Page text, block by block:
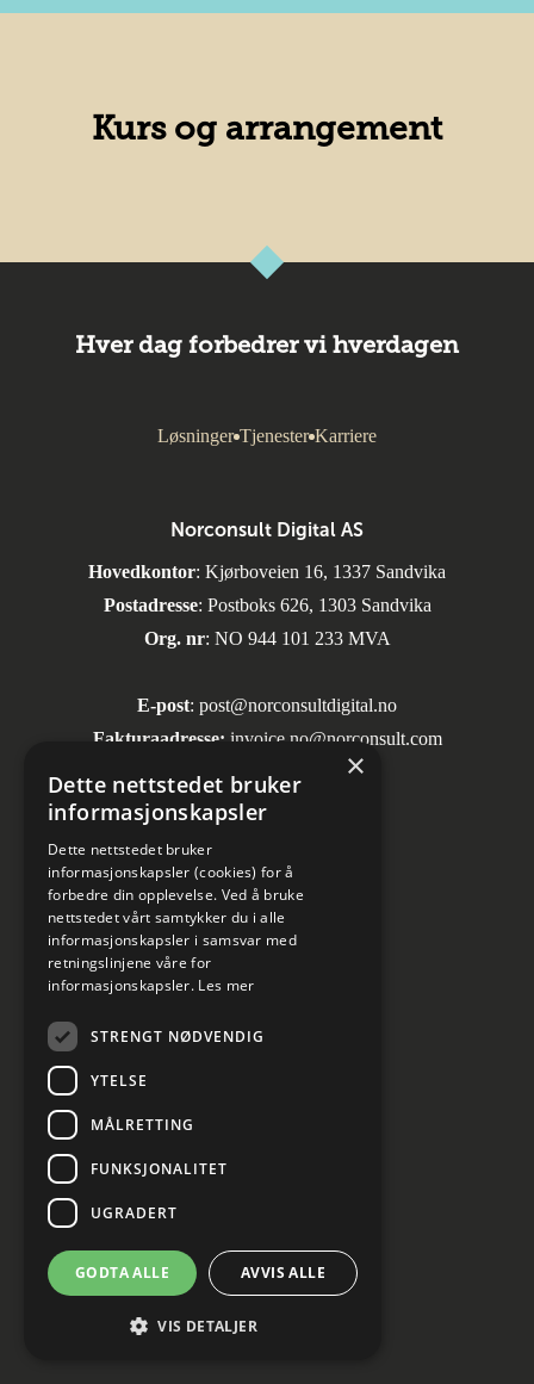
Kurs og arrangement
Hver dag forbedrer vi hverdagen
Løsninger Tjenester Karriere
Sosiale medier
Informasjon om personvern
Norconsult Digital AS
Hovedkontor: Kjørboveien 16, 1337 Sandvika
Postadresse: Postboks 626, 1303 Sandvika
Org. nr: NO 944 101 233 MVA
E-post: post@norconsultdigital.no
Fakturaadresse: invoice.no@norconsult.com
×
Dette nettstedet bruker
informasjonskapsler
Dette nettstedet bruker
informasjonskapsler (cookies) for å
forbedre din opplevelse. Ved å bruke
nettstedet vårt samtykker du i alle
informasjonskapsler i samsvar med
retningslinjene våre for
informasjonskapsler. Les mer
STRENGT NØDVENDIG
YTELSE
MÅLRETTING
FUNKSJONALITET
UGRADERT
GODTA ALLE AVVIS ALLE
VIS DETALJER